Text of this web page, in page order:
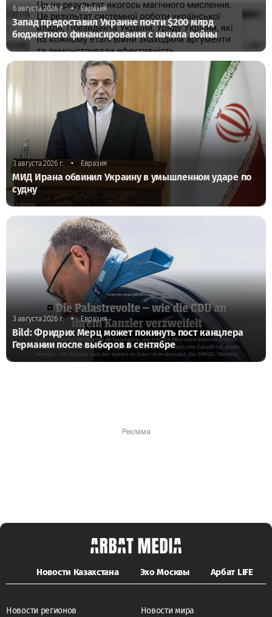
6 августа 2026 г. • Евразия
Запад предоставил Украине почти $200 млрд
бюджетного финансирования с начала войны
3 августа 2026 г. • Евразия
МИД Ирана обвинил Украину в умышленном ударе по
судну
3 августа 2026 г. • Евразия
Bild: Фридрих Мерц может покинуть пост канцлера
Германии после выборов в сентябре
Новости Казахстана Эхо Москвы Арбат LIFE
Новости регионов
Новости мира